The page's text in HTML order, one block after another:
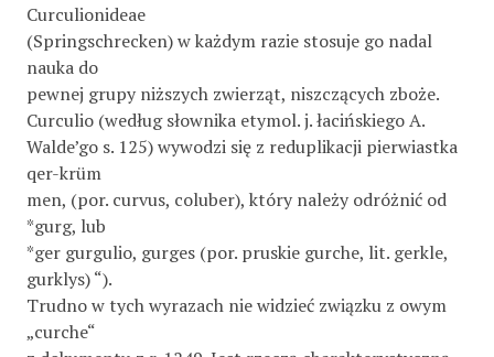
Curculionideae
(Springschrecken) w każdym razie stosuje go nadal
nauka do
pewnej grupy niższych zwierząt, niszczących zboże.
Curculio (według słownika etymol. j. łacińskiego A.
Walde’go s. 125) wywodzi się z reduplikacji pierwiastka
qer-krüm­
men, (por. curvus, coluber), który należy odróżnić od
*gurg, lub
*ger gurgulio, gurges (por. pruskie gurche, lit. gerkle,
gurklys) “).
Trudno w tych wyrazach nie widzieć związku z owym
„curche“